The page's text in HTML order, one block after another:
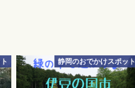
静岡のおでかけスポット